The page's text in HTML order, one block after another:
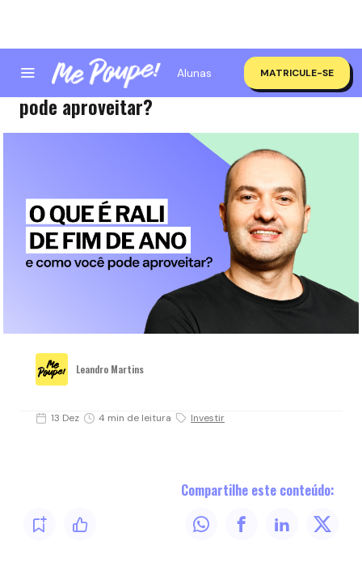
Alunas MATRICULE-SE
O que é rali de fim de ano e como você
pode aproveitar?
Leandro Martins
13 Dez 4 min de leitura Investir
Compartilhe este conteúdo: